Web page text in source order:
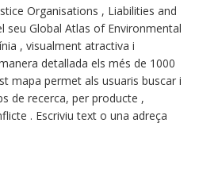
Organisations , Liabilities and
seu Global Atlas of Environmental
, visualment atractiva i
detallada els més de 1000
mapa permet als usuaris buscar i
de recerca, per producte ,
. Escriviu text o una adreça